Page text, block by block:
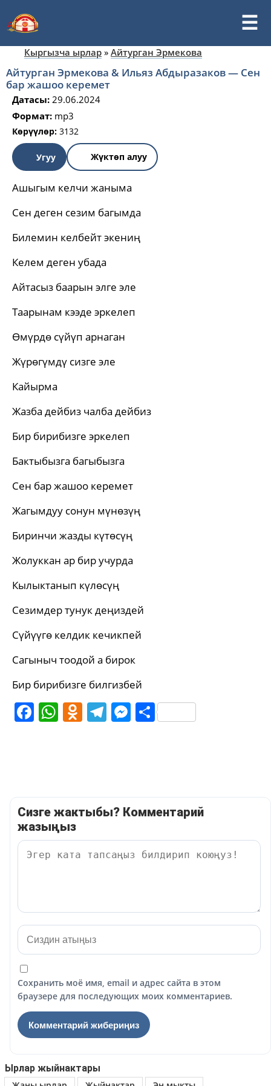
Кыргызча ырлар » Айтурган Эрмекова
Айтурган Эрмекова & Ильяз Абдыразаков — Сен
бар жашоо керемет
Датасы: 29.06.2024
Формат: mp3
Көрүүлөр: 3132
Угуу Жүктөп алуу
Ашыгым келчи жаныма
Сен деген сезим багымда
Билемин келбейт экениң
Келем деген убада
Айтасыз баарын элге эле
Таарынам кээде эркелеп
Өмүрдө сүйүп арнаган
Жүрөгүмдү сизге эле
Кайырма
Жазба дейбиз чалба дейбиз
Бир бирибизге эркелеп
Бактыбызга багыбызга
Сен бар жашоо керемет
Жагымдуу сонун мүнөзүң
Биринчи жазды күтөсүң
Жолуккан ар бир учурда
Кылыктанып күлөсүң
Сезимдер тунук деңиздей
Сүйүүгө келдик кечикпей
Сагыныч тоодой а бирок
Бир бирибизге билгизбей
Facebook
WhatsApp
Odnoklassniki
Telegram
Messenger
Share
Сизге жактыбы? Комментарий
жазыңыз
Сохранить моё имя, email и адрес сайта в этом
браузере для последующих моих комментариев.
Ырлар жыйнактары